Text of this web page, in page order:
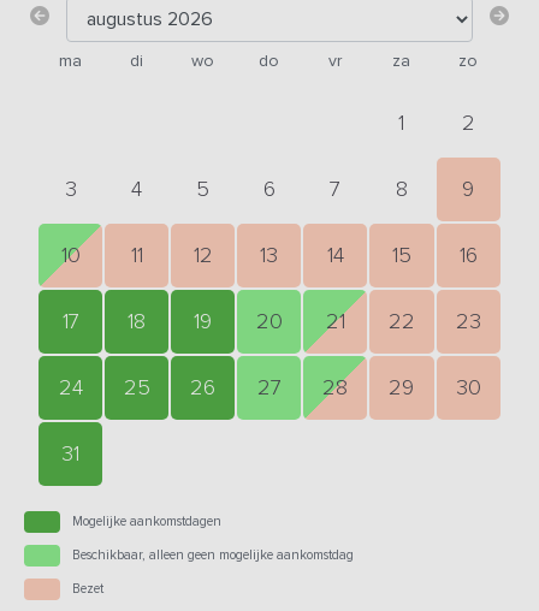
ma di wo do vr za zo
1 2
3 4 5 6 7 8 9
10 11 12 13 14 15 16
17 18 19 20 21 22 23
24 25 26 27 28 29 30
31
Mogelijke aankomstdagen
Beschikbaar, alleen geen mogelijke aankomstdag
Bezet